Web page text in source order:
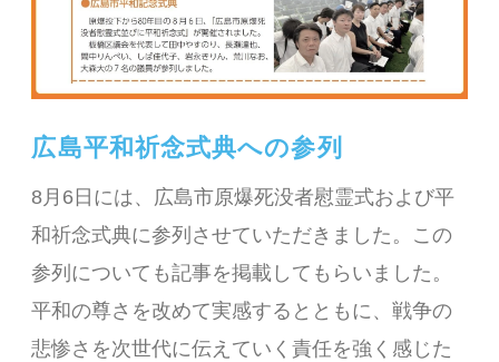
広島平和祈念式典への参列
8月6日には、広島市原爆死没者慰霊式および平
和祈念式典に参列させていただきました。この
参列についても記事を掲載してもらいました。
平和の尊さを改めて実感するとともに、戦争の
悲惨さを次世代に伝えていく責任を強く感じた